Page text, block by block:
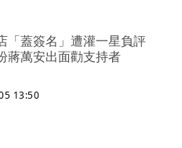
「蓋簽名」遭灌一星負評
蔣萬安出面勸支持者
13:50